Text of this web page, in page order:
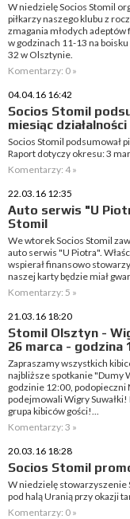
W niedzielę Socios Stomil
piłkarzy naszego klubu z
zmagania młodych
w godzinach 11-13 na
32 w Olsztynie.
Komentarzy: 0 »
04.04.16 16:42
Socios Stomil
miesiąc działalności
Socios Stomil podsumował
Raport dotyczy okresu: 3
Komentarzy: 4 »
22.03.16 12:35
Auto serwis "U
Stomil
We wtorek Socios Stomil
auto serwis "U Piotra".
wspierał finansowo
naszej karty będzie miał
Komentarzy: 5 »
21.03.16 18:20
Stomil Olsztyn -
26 marca - godzina
Zapraszamy wszystkich
najbliższe spotkanie "Dumy
godzinie 12:00, podopieczni
podejmowali Wigry
grupa kibiców gości!...
Komentarzy: 3 »
20.03.16 18:28
Socios Stomil
W niedzielę stowarzyszenie
pod halą Uranią przy okazji
Komentarzy: 0 »